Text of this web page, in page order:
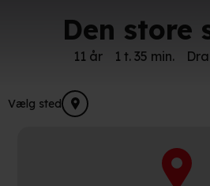
Den store
11 år 1 t. 35 min.
Vælg sted